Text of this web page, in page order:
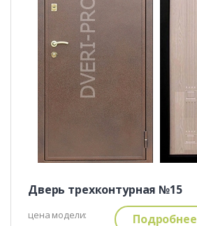
Дверь трехконтурная №15
цена модели: Подробнее